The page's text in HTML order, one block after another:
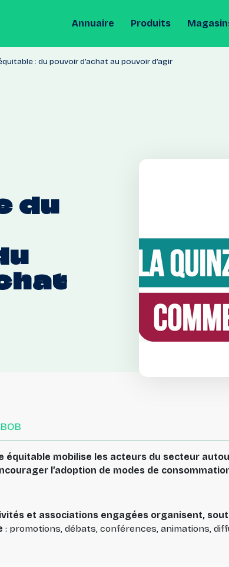
Annuaire Produits
: du pouvoir d’achat au pouvoir d’agir
du
équitable mobilise les acteurs du secteur
l’adoption de modes de
et associations engagées organisent,
: promotions, débats, conférences, animations,